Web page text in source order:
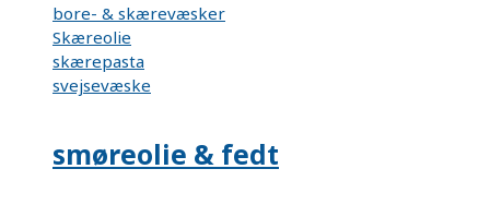
bore- & skærevæsker
Skæreolie
skærepasta
svejsevæske
smøreolie & fedt